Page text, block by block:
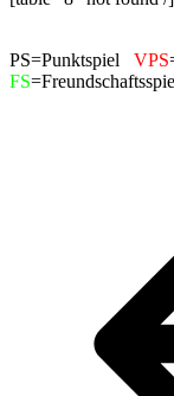
PS=Punktspiel VPS
FS